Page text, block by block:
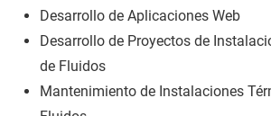
Desarrollo de Aplicaciones Web
Desarrollo de Proyectos de
de Fluidos
Mantenimiento de Instalaciones